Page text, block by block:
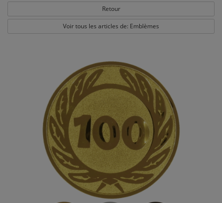
Retour
Voir tous les articles de: Emblèmes